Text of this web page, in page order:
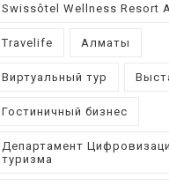
Swissôtel Wellness Resort
Travelife Алматы
Виртуальный тур
Гостиничный бизнес
Департамент
туризма